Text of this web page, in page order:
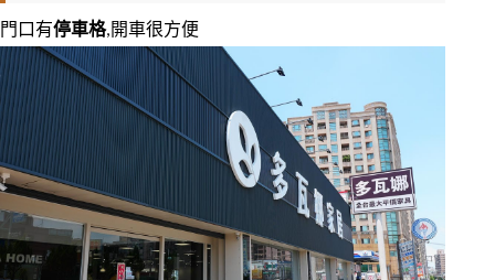
門口有停車格,開車很方便